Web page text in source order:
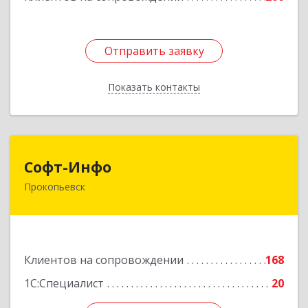
Отправить заявку
Показать контакты
Отправить заявку
Назад
Софт-Инфо
Прокопьевск
Клиентов на сопровождении
168
1С:Специалист
20
653039, Кемеровская область - Кузбасс,
Подробнее